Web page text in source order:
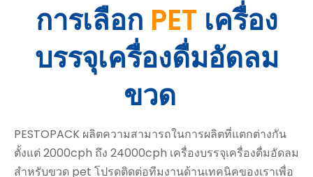
การเลือก PET เครื่อง
บรรจุเครื่องดื่มอัดลม
ขวด
PESTOPACK ผลิตความสามารถในการผลิตที่แตกต่างกัน
ตั้งแต่ 2000cph ถึง 24000cph เครื่องบรรจุเครื่องดื่มอัดลม
สำหรับขวด pet โปรดติดต่อทีมงานด้านเทคนิคของเราเพื่อ